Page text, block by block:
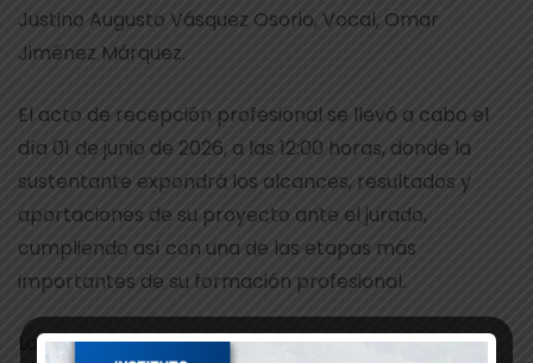
Justino Augusto Vásquez Osorio, Vocal, Omar
Jiménez Márquez.
El acto de recepción profesional se llevó a cabo el
día 01 de junio de 2026, a las 12:00 horas, donde la
sustentante expondrá los alcances, resultados y
aportaciones de su proyecto ante el jurado,
cumpliendo así con una de las etapas más
importantes de su formación profesional.
La comunidad del Instituto Tecnológico de Tlaxiaco